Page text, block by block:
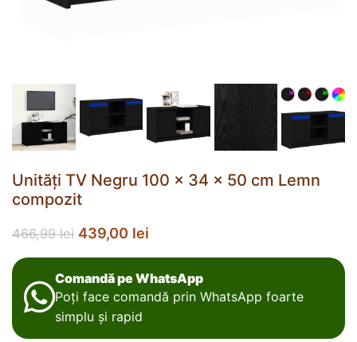
Unități TV Negru 100 x 34 x 50 cm Lemn
compozit
466,99lei 439,00 lei
Comandă pe WhatsApp
Poți face comandă prin WhatsApp foarte
simplu și rapid